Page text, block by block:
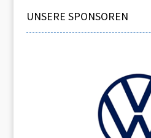
UNSERE SPONSOREN